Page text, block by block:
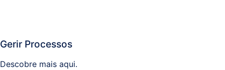
Gerir Processos
Descobre mais aqui.